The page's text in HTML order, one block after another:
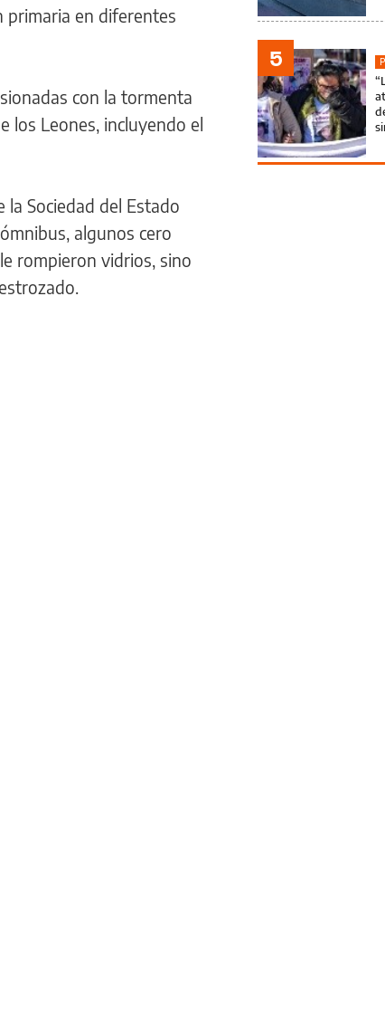
primaria en diferentes
con la tormenta
los Leones, incluyendo el
Sociedad del Estado
algunos cero
rompieron vidrios, sino
5